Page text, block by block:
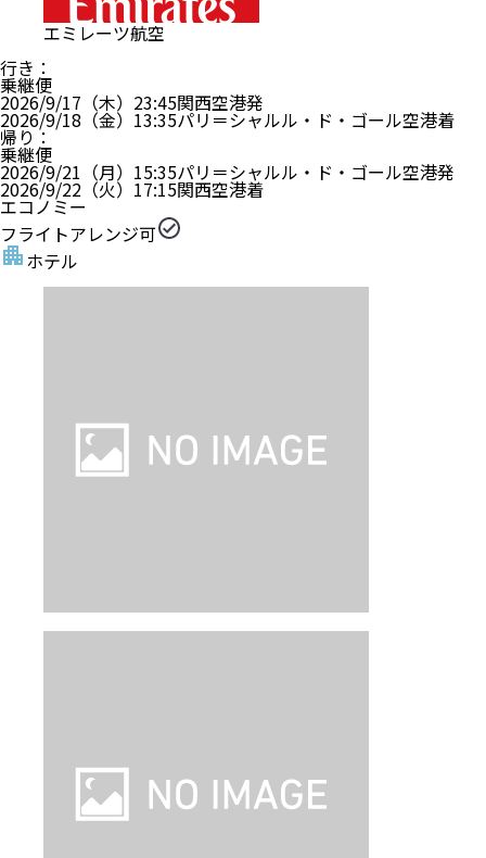
エミレーツ航空
行き ：
乗継便
2026/9/17（木） 23:45関西空港発
2026/9/18（金） 13:35パリ＝シャルル・ド・ゴール空港着
帰り ：
乗継便
2026/9/21（月） 15:35パリ＝シャルル・ド・ゴール空港発
2026/9/22（火） 17:15関西空港着
エコノミー
フライトアレンジ可
ホテル